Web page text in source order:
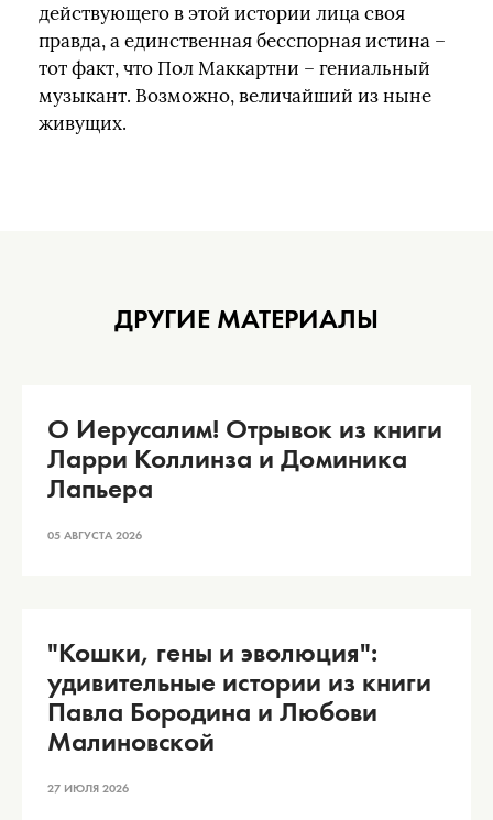
действующего в этой истории лица своя
правда, а единственная бесспорная истина –
тот факт, что Пол Маккартни – гениальный
музыкант. Возможно, величайший из ныне
живущих.
ДРУГИЕ МАТЕРИАЛЫ
О Иерусалим! Отрывок из книги
Ларри Коллинза и Доминика
Лапьера
05 АВГУСТА 2026
"Кошки, гены и эволюция":
удивительные истории из книги
Павла Бородина и Любови
Малиновской
27 ИЮЛЯ 2026